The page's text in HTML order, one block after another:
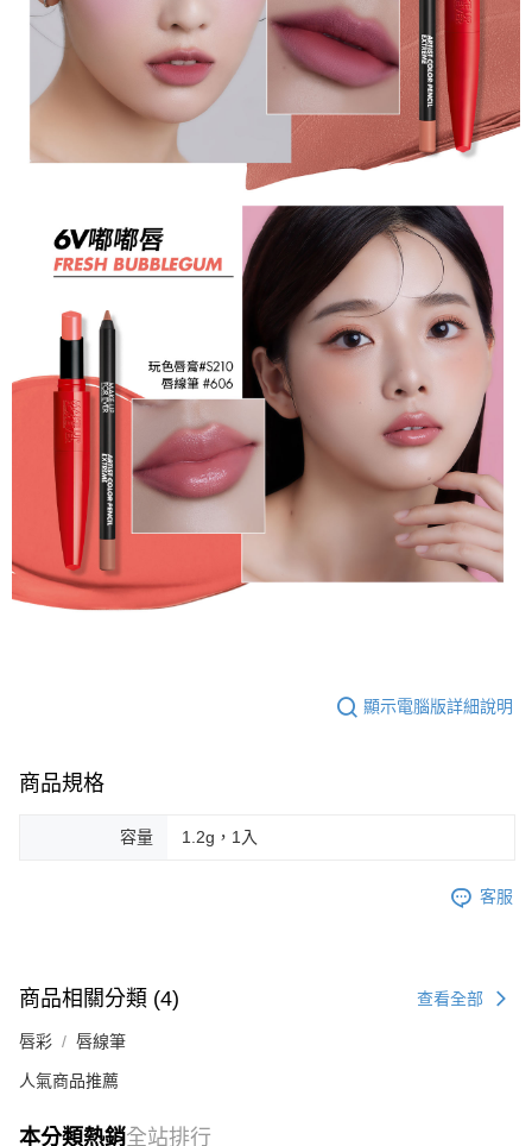
顯示電腦版詳細說明
商品規格
容量 1.2g，1入
客服
商品相關分類 (4) 查看全部
唇彩 唇線筆
人氣商品推薦
本分類熱銷全站排行